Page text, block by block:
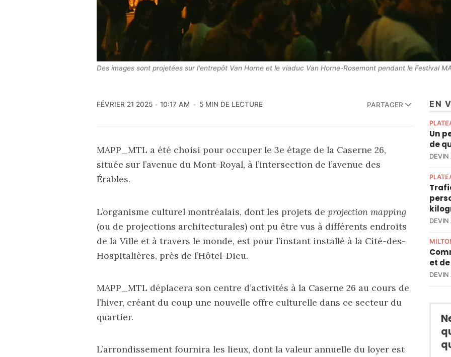
Des images sont projetées sur l'entrepôt Van Horne et le viaduc Van Horne-Rosemont pendant le Festival
FÉVRIER 21 2025 10:17 AM 5 MIN DE LECTURE PARTAGER
MAPP_MTL a été choisi pour occuper le 3e étage de la Caserne 26,
située sur l’avenue du Mont-Royal, à l’intersection de l’avenue des
Érables.
L’organisme culturel montréalais, dont les projets de projection mapping
(ou de projections architecturales) ont pu être vus à différents endroits
de la Ville et à travers le monde, est pour l’instant installé à la Cité-des-
Hospitalières, près de l’Hôtel-Dieu.
MAPP_MTL déplacera son centre d’activités à la Caserne 26 au cours de
l’hiver, créant du coup une nouvelle offre culturelle dans ce secteur du
quartier.
L’arrondissement fournira les lieux, dont la valeur annuelle du loyer est
EN
Un
de
et